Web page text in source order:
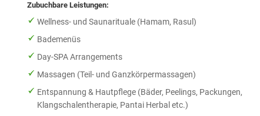
Zubuchbare Leistungen:
Wellness- und Saunarituale (Hamam, Rasul)
Bademenüs
Day-SPA Arrangements
Massagen (Teil- und Ganzkörpermassagen)
Entspannung & Hautpflege (Bäder, Peelings, Packungen,
Klangschalentherapie, Pantai Herbal etc.)